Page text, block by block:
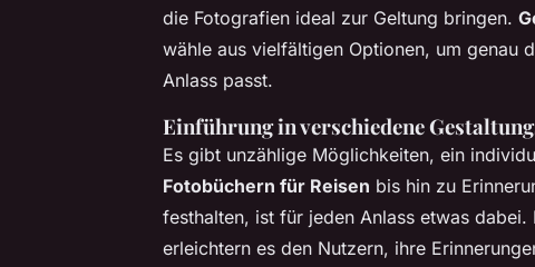
die Fotografien ideal zur Geltung bringen.
wähle aus vielfältigen Optionen, um genau
Anlass passt.
Einführung in verschiedene
Es gibt unzählige Möglichkeiten, ein
Fotobüchern für Reisen bis hin zu
festhalten, ist für jeden Anlass etwas
erleichtern es den Nutzern, ihre